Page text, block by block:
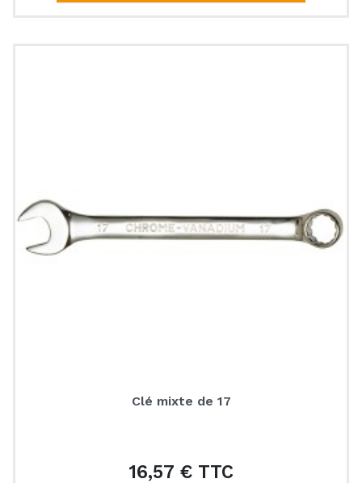
Clé mixte de 17
16,57 € TTCPrix